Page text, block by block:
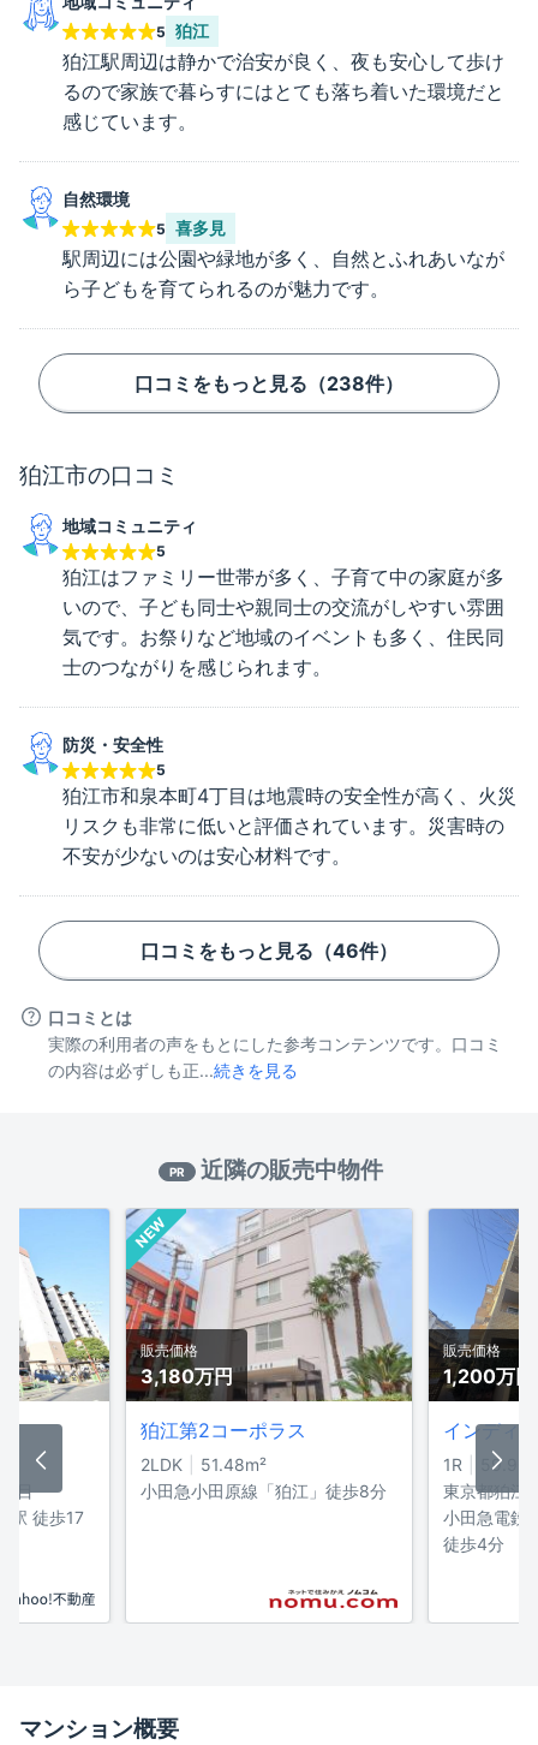
5 狛江
狛江駅周辺は静かで治安が良く、夜も安心して歩け
るので家族で暮らすにはとても落ち着いた環境だと
感じています。
自然環境
5 喜多見
駅周辺には公園や緑地が多く、自然とふれあいなが
ら子どもを育てられるのが魅力です。
口コミをもっと見る（238件）
狛江市の口コミ
地域コミュニティ
5
狛江はファミリー世帯が多く、子育て中の家庭が多
いので、子ども同士や親同士の交流がしやすい雰囲
気です。お祭りなど地域のイベントも多く、住民同
士のつながりを感じられます。
防災・安全性
5
狛江市和泉本町4丁目は地震時の安全性が高く、火災
リスクも非常に低いと評価されています。災害時の
不安が少ないのは安心材料です。
口コミをもっと見る（46件）
口コミとは
実際の利用者の声をもとにした参考コンテンツです。口コミ
の内容は必ずしも正...続きを見る
PR 近隣の販売中物件
目
駅 徒歩17
販売価格
3,180万円
狛江第2コーポラス
2LDK 51.48m²
小田急小田原線「狛江」徒歩8分
NEW
販売価格
1,200万
1R 59.90
東京都狛江
小田急電鉄
徒歩4分
マンション概要